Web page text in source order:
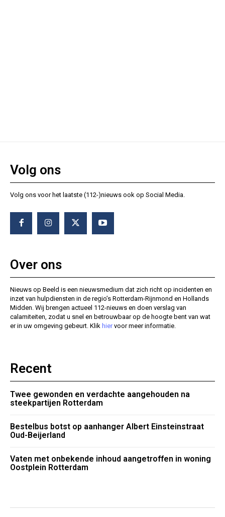
Volg ons
Volg ons voor het laatste (112-)nieuws ook op Social Media.
Over ons
Nieuws op Beeld is een nieuwsmedium dat zich richt op incidenten en
inzet van hulpdiensten in de regio’s Rotterdam-Rijnmond en Hollands
Midden. Wij brengen actueel 112-nieuws en doen verslag van
calamiteiten, zodat u snel en betrouwbaar op de hoogte bent van wat
er in uw omgeving gebeurt. Klik hiervoor meer informatie.
Recent
Twee gewonden en verdachte aangehouden na
steekpartijen Rotterdam
Bestelbus botst op aanhanger Albert Einsteinstraat
Oud-Beijerland
Vaten met onbekende inhoud aangetroffen in woning
Oostplein Rotterdam